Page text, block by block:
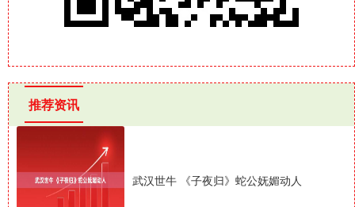
推荐资讯
武汉世牛 《子夜归》蛇公妩媚动人